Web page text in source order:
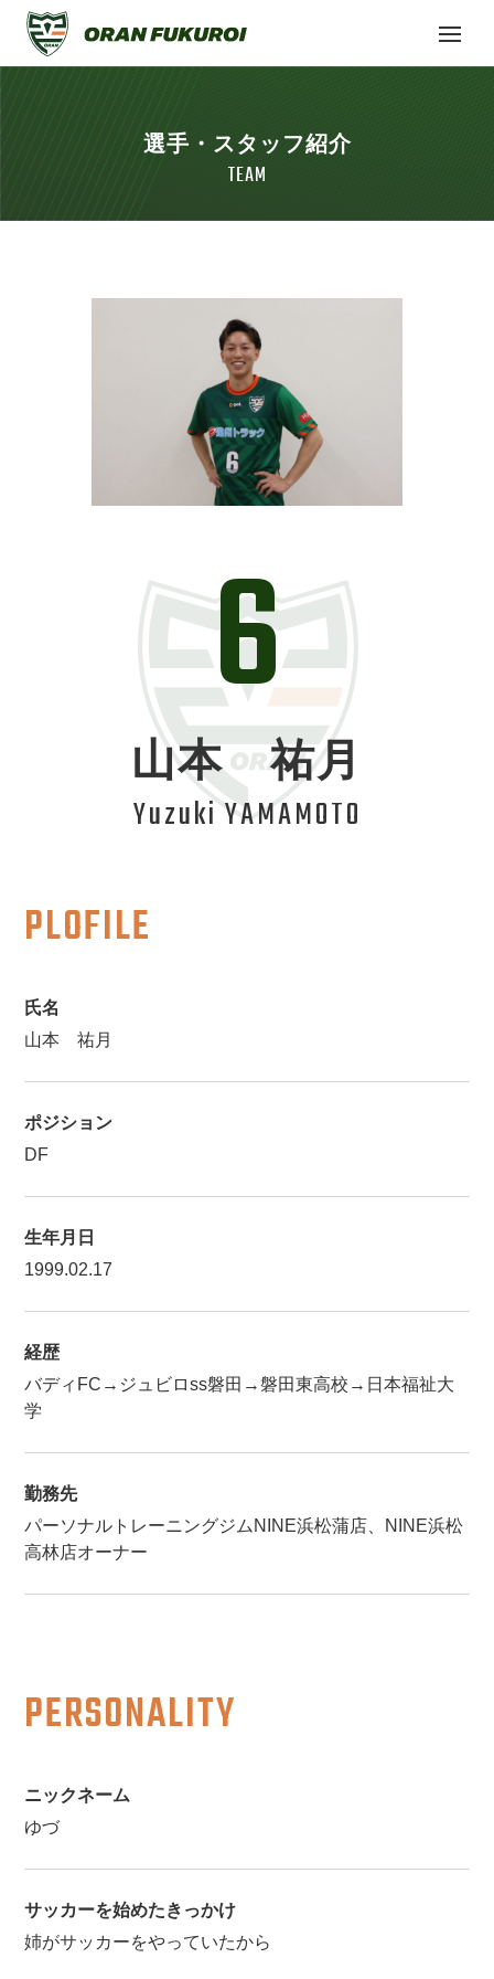
選手・スタッフ紹介
TEAM
6
山本 祐月
Yuzuki YAMAMOTO
PLOFILE
氏名
山本 祐月
ポジション
DF
生年月日
1999.02.17
経歴
バディFC→ジュビロss磐田→磐田東高校→日本福祉大
学
勤務先
パーソナルトレーニングジムNINE浜松蒲店、NINE浜松
高林店オーナー
PERSONALITY
ニックネーム
ゆづ
サッカーを始めたきっかけ
姉がサッカーをやっていたから